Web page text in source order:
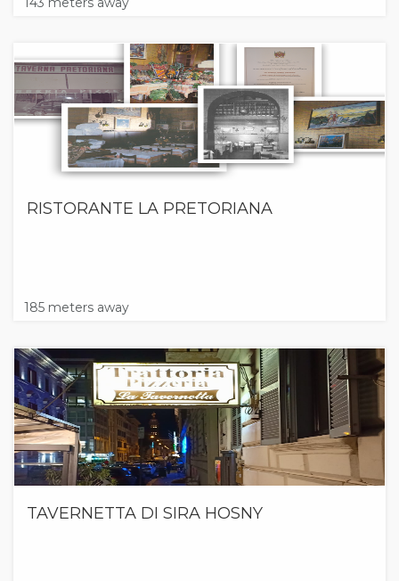
RISTORANTE LA PRETORIANA
185 meters away
TAVERNETTA DI SIRA HOSNY